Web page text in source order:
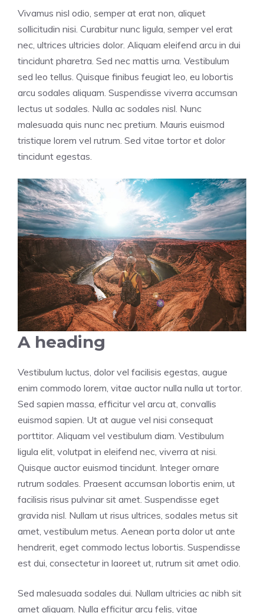
Vivamus nisl odio, semper at erat non, aliquet
sollicitudin nisi. Curabitur nunc ligula, semper vel erat
nec, ultrices ultricies dolor. Aliquam eleifend arcu in dui
tincidunt pharetra. Sed nec mattis urna. Vestibulum
sed leo tellus. Quisque finibus feugiat leo, eu lobortis
arcu sodales aliquam. Suspendisse viverra accumsan
lectus ut sodales. Nulla ac sodales nisl. Nunc
malesuada quis nunc nec pretium. Mauris euismod
tristique lorem vel rutrum. Sed vitae tortor et dolor
tincidunt egestas.
A heading
Vestibulum luctus, dolor vel facilisis egestas, augue
enim commodo lorem, vitae auctor nulla nulla ut tortor.
Sed sapien massa, efficitur vel arcu at, convallis
euismod sapien. Ut at augue vel nisi consequat
porttitor. Aliquam vel vestibulum diam. Vestibulum
ligula elit, volutpat in eleifend nec, viverra at nisi.
Quisque auctor euismod tincidunt. Integer ornare
rutrum sodales. Praesent accumsan lobortis enim, ut
facilisis risus pulvinar sit amet. Suspendisse eget
gravida nisl. Nullam ut risus ultrices, sodales metus sit
amet, vestibulum metus. Aenean porta dolor ut ante
hendrerit, eget commodo lectus lobortis. Suspendisse
est dui, consectetur in laoreet ut, rutrum sit amet odio.
Sed malesuada sodales dui. Nullam ultricies ac nibh sit
amet aliquam. Nulla efficitur arcu felis, vitae